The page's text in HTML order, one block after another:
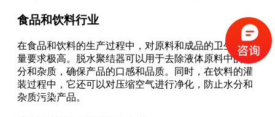
食品和饮料行业
在食品和饮料的生产过程中，对原料和成品的卫生和质
量要求极高。脱水聚结器可以用于去除液体原料中的水
分和杂质，确保产品的口感和品质。同时，在饮料的灌
装过程中，它还可以对压缩空气进行净化，防止水分和
杂质污染产品。